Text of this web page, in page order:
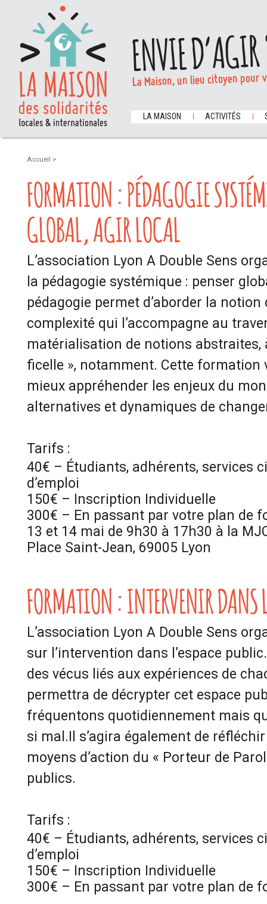
ENVIE
La Maison, un lieu citoyen
LA MAISON ACTIVITÉS
Accueil >
FORMATION : PÉDAGOGIE
GLOBAL, AGIR LOCAL
L’association Lyon A Double Sens
la pédagogie systémique : penser
pédagogie permet d’aborder la notion
complexité qui l’accompagne au
matérialisation de notions abstraites,
ficelle », notamment. Cette formation
mieux appréhender les enjeux du
alternatives et dynamiques de
Tarifs :
40€ – Étudiants, adhérents, services
d’emploi
150€ – Inscription Individuelle
300€ – En passant par votre plan de
13 et 14 mai de 9h30 à 17h30 à la
Place Saint-Jean, 69005 Lyon
FORMATION : INTERVENIR DANS
L’association Lyon A Double Sens
sur l’intervention dans l’espace
des vécus liés aux expériences de
permettra de décrypter cet espace
fréquentons quotidiennement mais
si mal.Il s’agira également de
moyens d’action du « Porteur de
publics.
Tarifs :
40€ – Étudiants, adhérents, services
d’emploi
150€ – Inscription Individuelle
300€ – En passant par votre plan de